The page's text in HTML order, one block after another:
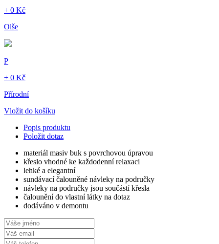
+ 0 Kč
Olše
P
+ 0 Kč
Přírodní
Vložit do košíku
Popis produktu
Položit dotaz
materiál masiv buk s povrchovou úpravou
křeslo vhodné ke každodenní relaxaci
lehké a elegantní
sundávací čalouněné návleky na područky
návleky na područky jsou součástí křesla
čalounění do vlastní látky na dotaz
dodáváno v demontu